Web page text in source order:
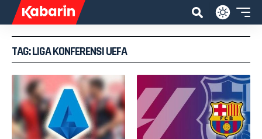
TAG: LIGA KONFERENSI UEFA